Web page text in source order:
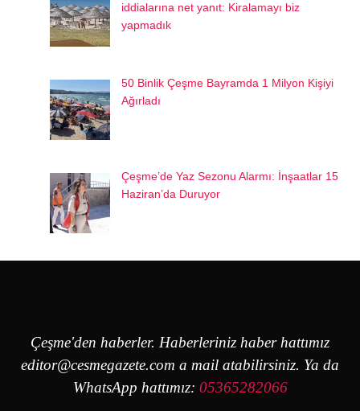
iddialarına net yanıt: Kiralamayı biz
yapmadık
50 Binlik Çeşme Bayramda 1 Milyon Kişiyi
Ağırladı
Çeşme’de Yaz Sezonu Alarmı: İnşaatlar 15
Haziran’da Duruyor
Çeşme'den haberler. Haberleriniz haber hattımız
editor@cesmegazete.com a mail atabilirsiniz. Ya da
WhatsApp hattımız: 05365282066